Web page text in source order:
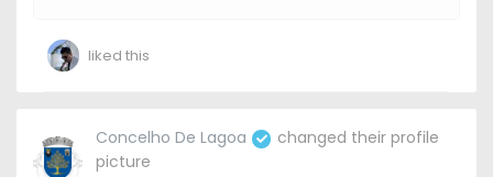
liked this
Concelho De Lagoa
changed their profile
picture